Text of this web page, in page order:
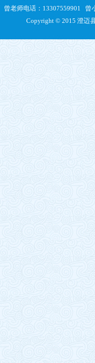
曾老师电话：13307559901 曾
Copyright © 2015 澄迈